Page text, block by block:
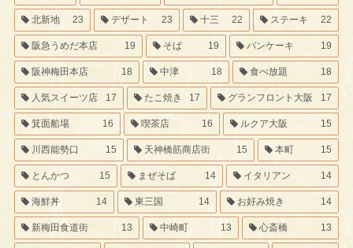
北新地 23 デザート 23 十三 22 ステーキ 22
阪急うめだ本店 19 そば 19 パンケーキ 19
阪神梅田本店 18 中津 18 食べ放題 18
人気スイーツ店 17 たこ焼き 17 グランフロント大阪 17
箕面船場 16 喫茶店 16 ルクア大阪 15
川西能勢口 15 天神橋筋商店街 15 本町 15
とんかつ 15 まぜそば 14 イタリアン 14
海鮮丼 14 東三国 14 お好み焼き 14
新梅田食道街 13 中崎町 13 心斎橋 13